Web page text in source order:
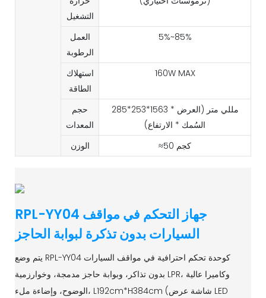
التشغيل
العمل
الرطوبة
5%~85%
استهلاك
الطاقة
160W MAX
حجم
المعدات
285*253*1563 مللي متر (العرض *
السُمك * الارتفاع)
الوزن
≈50 كجم
RPL-YY04 جهاز التحكم في مواقف
السيارات بدون تذكرة لبوابة الحاجز
يتم وضع RPL-YY04 كوحدة تحكم احترافية في مواقف السيارات
بدون تذاكر، وبوابة حاجز مدمجة، وخوارزمية LPR، وكاميرا عالية
الوضوح، وإضاءة ملء، L192cm*H384cm (شاشة عرض LED